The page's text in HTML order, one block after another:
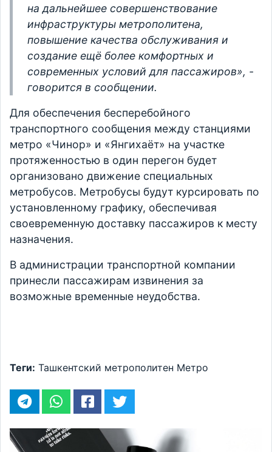
на дальнейшее совершенствование
инфраструктуры метрополитена,
повышение качества обслуживания и
создание ещё более комфортных и
современных условий для пассажиров», -
говорится в сообщении.
Для обеспечения бесперебойного
транспортного сообщения между станциями
метро «Чинор» и «Янгихаёт» на участке
протяженностью в один перегон будет
организовано движение специальных
метробусов. Метробусы будут курсировать по
установленному графику, обеспечивая
своевременную доставку пассажиров к месту
назначения.
В администрации транспортной компании
принесли пассажирам извинения за
возможные временные неудобства.
Теги: Ташкентский метрополитен Метро